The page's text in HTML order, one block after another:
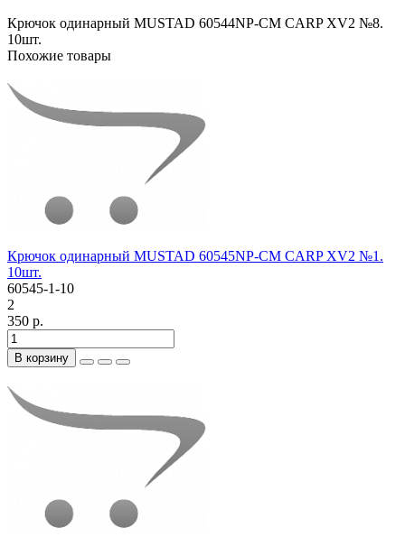
Крючок одинарный MUSTAD 60544NP-CM CARP XV2 №8.
10шт.
Похожие товары
Крючок одинарный MUSTAD 60545NP-CM CARP XV2 №1.
10шт.
60545-1-10
2
350 р.
В корзину